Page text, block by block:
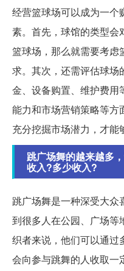
经营篮球场可以成为一个
素。首先，球馆的类型会
篮球场，那么就需要考虑
求。其次，还需评估球场
金、设备购置、维护费用
能力和市场营销策略等方
充分挖掘市场潜力，才能
跳广场舞的越来越多
收入?多少收入?
跳广场舞是一种深受大
到很多人在公园、广场等
织者来说，他们可以通过
会向参与跳舞的人收取一